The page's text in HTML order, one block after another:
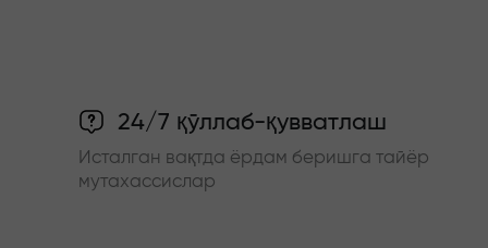
24/7 қўллаб-қувватлаш
Исталган вақтда ёрдам беришга тайёр
мутахассислар